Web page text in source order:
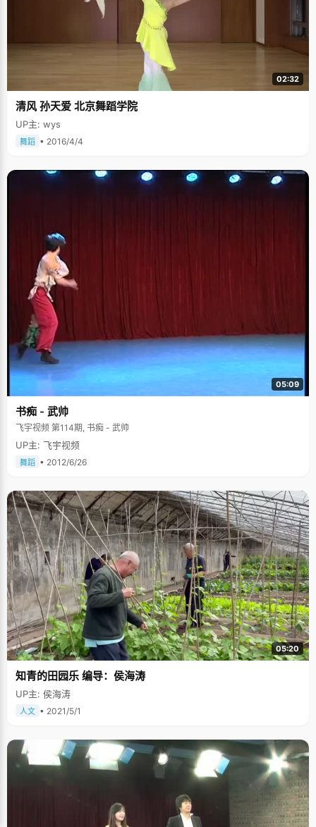
02:32
清风 孙天爱 北京舞蹈学院
UP主: wys
舞蹈 • 2016/4/4
05:09
书痴 - 武帅
飞宇视频 第114期, 书痴 - 武帅
UP主: 飞宇视频
舞蹈 • 2012/6/26
05:20
知青的田园乐 编导：侯海涛
UP主: 侯海涛
人文 • 2021/5/1